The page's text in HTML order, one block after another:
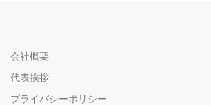
会社概要
代表挨拶
プライバシーポリシー